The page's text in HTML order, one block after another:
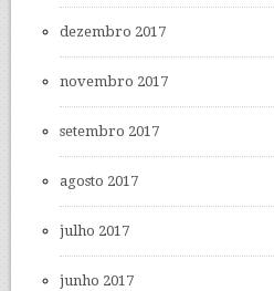
dezembro 2017
novembro 2017
setembro 2017
agosto 2017
julho 2017
junho 2017